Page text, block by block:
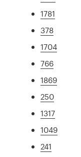
1781
378
1704
766
1869
250
1317
1049
241